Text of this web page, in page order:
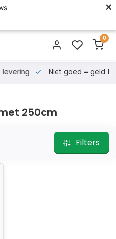
×
0
levering Niet goed = geld
250cm
Filters